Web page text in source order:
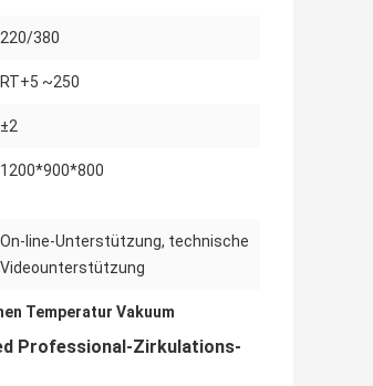
220/380
RT+5 ~250
±2
1200*900*800
On-line-Unterstützung, technische
Videounterstützung
Temperatur Vakuum
Professional-Zirkulations-